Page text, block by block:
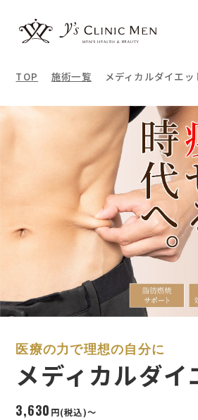
TOP 施術一覧 メディカルダイエッ
医療の力で理想の自分に
メディカルダイ
3,630 円(税込)～